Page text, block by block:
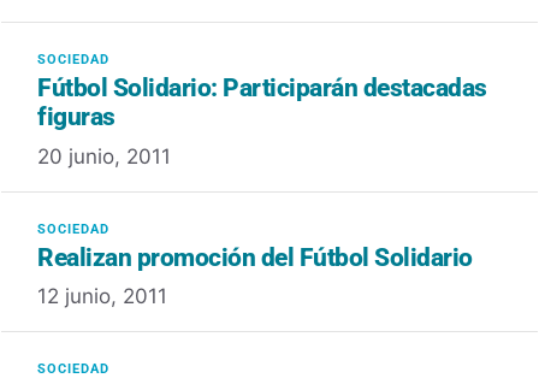
Fútbol Solidario: Participarán destacadas
figuras
20 junio, 2011
Realizan promoción del Fútbol Solidario
12 junio, 2011